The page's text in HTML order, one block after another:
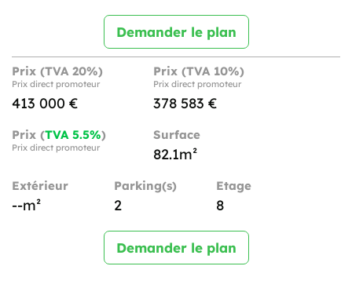
Demander le plan
Prix (TVA 20%)
Prix direct promoteur
413 000 €
Prix (TVA 10%)
Prix direct promoteur
378 583 €
Prix (TVA 5.5%)
Prix direct promoteur
Surface
82.1m²
Extérieur
--m²
Parking(s)
2
Etage
8
Demander le plan